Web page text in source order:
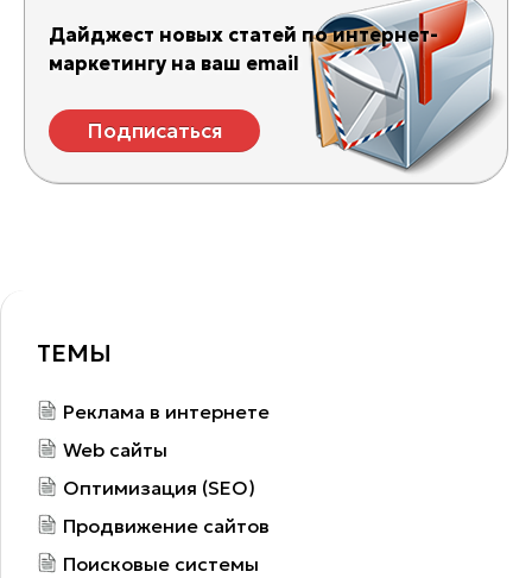
Дайджест новых статей по интернет-
маркетингу на ваш email
Подписаться
ТЕМЫ
Реклама в интернете
Web сайты
Оптимизация (SEO)
Продвижение сайтов
Поисковые системы